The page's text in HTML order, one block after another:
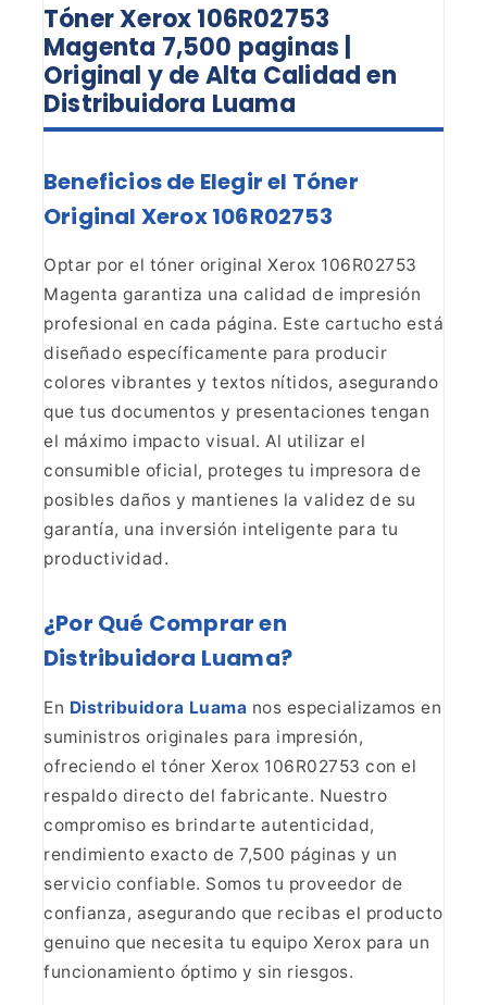
Tóner Xerox 106R02753
Magenta 7,500 paginas |
Original y de Alta Calidad en
Distribuidora Luama
Beneficios de Elegir el Tóner
Original Xerox 106R02753
Optar por el tóner original Xerox 106R02753
Magenta garantiza una calidad de impresión
profesional en cada página. Este cartucho está
diseñado específicamente para producir
colores vibrantes y textos nítidos, asegurando
que tus documentos y presentaciones tengan
el máximo impacto visual. Al utilizar el
consumible oficial, proteges tu impresora de
posibles daños y mantienes la validez de su
garantía, una inversión inteligente para tu
productividad.
¿Por Qué Comprar en
Distribuidora Luama?
En Distribuidora Luama nos especializamos en
suministros originales para impresión,
ofreciendo el tóner Xerox 106R02753 con el
respaldo directo del fabricante. Nuestro
compromiso es brindarte autenticidad,
rendimiento exacto de 7,500 páginas y un
servicio confiable. Somos tu proveedor de
confianza, asegurando que recibas el producto
genuino que necesita tu equipo Xerox para un
funcionamiento óptimo y sin riesgos.